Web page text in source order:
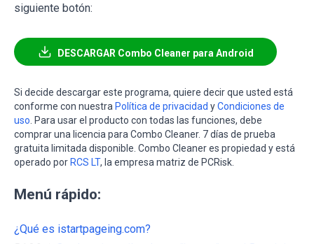
siguiente botón:
DESCARGAR Combo Cleaner para Android
Si decide descargar este programa, quiere decir que usted está
conforme con nuestra Política de privacidad yCondiciones de
uso . Para usar el producto con todas las funciones, debe
comprar una licencia para Combo Cleaner. 7 días de prueba
gratuita limitada disponible. Combo Cleaner es propiedad y está
operado por RCS LT, la empresa matriz de PCRisk.
Menú rápido:
¿Qué es istartpageing.com?